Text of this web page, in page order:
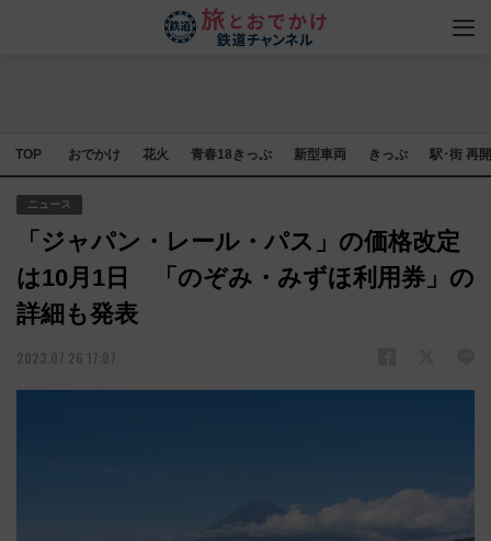
TOP おでかけ 花火 青春18きっぷ 新型車両 きっぷ 駅･街 再
ニュース
「ジャパン・レール・パス」の価格改定
は10月1日 「のぞみ・みずほ利用券」の
詳細も発表
2023.07.26 17:07